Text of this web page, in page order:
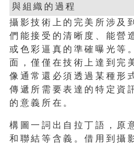
攝影技術上的完美所涉及
們能接受的清晰度、能營
或色彩逼真的準確曝光等
面，僅僅在技術上達到完
像通常還必須透過某種形
傳遞所需要表達的特定資
的意義所在。
構圖一詞出自拉丁語，原
和聯結等含義。借用到攝